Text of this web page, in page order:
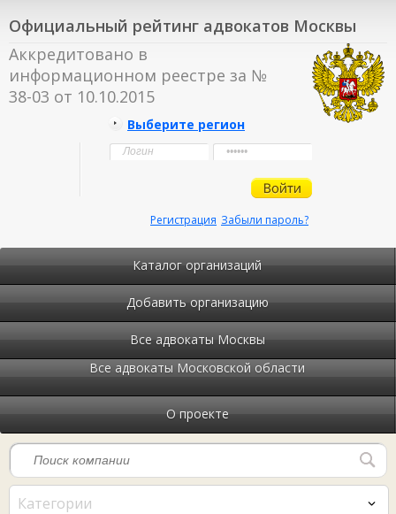
Официальный рейтинг адвокатов Москвы
Аккредитовано в
информационном реестре за №
38-03 от 10.10.2015
Выберите регион
Забыли пароль?
Регистрация
Каталог организаций
Добавить организацию
Все адвокаты Москвы
Все адвокаты Московской области
О проекте
Категории